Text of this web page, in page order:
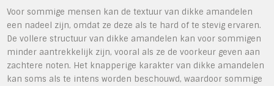
Voor sommige mensen kan de textuur van dikke amandelen
een nadeel zijn, omdat ze deze als te hard of te stevig ervaren.
De vollere structuur van dikke amandelen kan voor sommigen
minder aantrekkelijk zijn, vooral als ze de voorkeur geven aan
zachtere noten. Het knapperige karakter van dikke amandelen
kan soms als te intens worden beschouwd, waardoor sommige